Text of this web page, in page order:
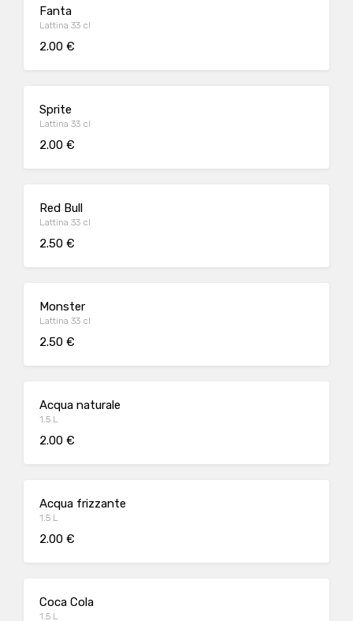
Fanta
Lattina 33 cl
2.00 €
Sprite
Lattina 33 cl
2.00 €
Red Bull
Lattina 33 cl
2.50 €
Monster
Lattina 33 cl
2.50 €
Acqua naturale
1.5 L
2.00 €
Acqua frizzante
1.5 L
2.00 €
Coca Cola
1.5 L